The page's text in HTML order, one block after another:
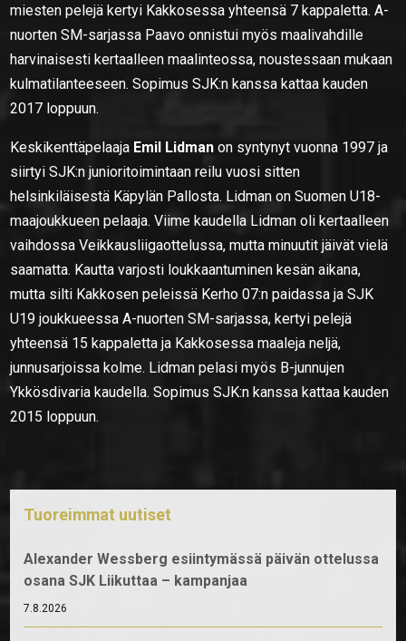
miesten pelejä kertyi Kakkosessa yhteensä 7 kappaletta. A-
nuorten SM-sarjassa Paavo onnistui myös maalivahdille
harvinaisesti kertaalleen maalinteossa, noustessaan mukaan
kulmatilanteeseen. Sopimus SJK:n kanssa kattaa kauden
2017 loppuun.
Keskikenttäpelaaja Emil Lidman on syntynyt vuonna 1997 ja
siirtyi SJK:n junioritoimintaan reilu vuosi sitten
helsinkiläisestä Käpylän Pallosta. Lidman on Suomen U18-
maajoukkueen pelaaja. Viime kaudella Lidman oli kertaalleen
vaihdossa Veikkausliigaottelussa, mutta minuutit jäivät vielä
saamatta. Kautta varjosti loukkaantuminen kesän aikana,
mutta silti Kakkosen peleissä Kerho 07:n paidassa ja SJK
U19 joukkueessa A-nuorten SM-sarjassa, kertyi pelejä
yhteensä 15 kappaletta ja Kakkosessa maaleja neljä,
junnusarjoissa kolme. Lidman pelasi myös B-junnujen
Ykkösdivaria kaudella. Sopimus SJK:n kanssa kattaa kauden
2015 loppuun.
Tuoreimmat uutiset
Alexander Wessberg esiintymässä päivän ottelussa
osana SJK Liikuttaa – kampanjaa
7.8.2026